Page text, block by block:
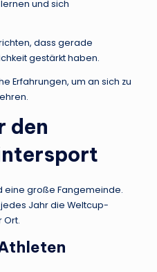
und sich
dass gerade
gestärkt haben.
Erfahrungen, um an sich zu
den
eine große Fangemeinde.
Jahr die Weltcup-
Ort.